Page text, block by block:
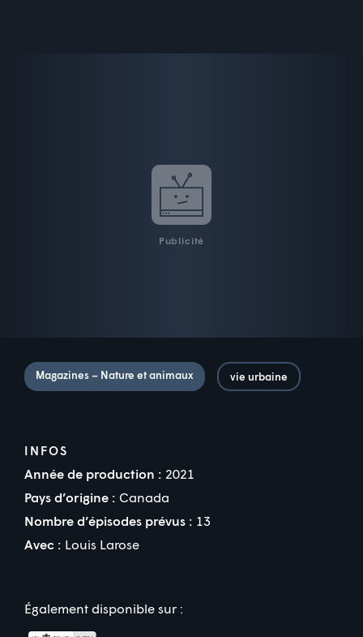
Publicité
Magazines – Nature et animaux vie urbaine
INFOS
Année de production : 2021
Pays d’origine : Canada
Nombre d’épisodes prévus : 13
Avec : Louis Larose
Également disponible sur :